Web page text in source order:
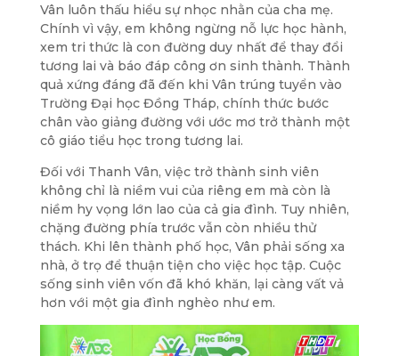
Vân luôn thấu hiểu sự nhọc nhằn của cha mẹ.
Chính vì vậy, em không ngừng nỗ lực học hành,
xem tri thức là con đường duy nhất để thay đổi
tương lai và báo đáp công ơn sinh thành. Thành
quả xứng đáng đã đến khi Vân trúng tuyển vào
Trường Đại học Đồng Tháp, chính thức bước
chân vào giảng đường với ước mơ trở thành một
cô giáo tiểu học trong tương lai.
Đối với Thanh Vân, việc trở thành sinh viên
không chỉ là niềm vui của riêng em mà còn là
niềm hy vọng lớn lao của cả gia đình. Tuy nhiên,
chặng đường phía trước vẫn còn nhiều thử
thách. Khi lên thành phố học, Vân phải sống xa
nhà, ở trọ để thuận tiện cho việc học tập. Cuộc
sống sinh viên vốn đã khó khăn, lại càng vất vả
hơn với một gia đình nghèo như em.